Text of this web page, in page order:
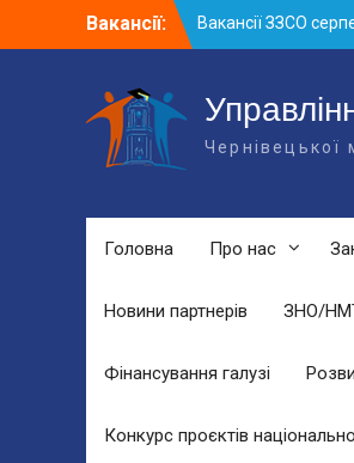
Вакансії:
Вакансії ЗЗСО
Вакансії ЗЗСО
підрозділах ЗЗСО
р.
Чернівецької
Головна Про нас
Новини партнерів ЗНО/
Фінансування галузі
Конкурс проєктів